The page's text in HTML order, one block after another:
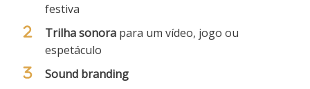
festiva
Trilha sonora para um vídeo, jogo ou
espetáculo
Sound branding